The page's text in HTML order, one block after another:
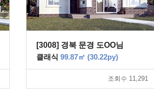
[3008] 경북 문경 도OO님
클래식 99.87㎡ (30.22py)
조회수 11,291